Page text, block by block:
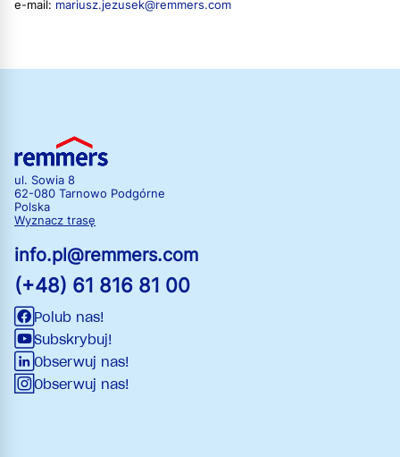
e-mail: mariusz.jezusek@remmers.com
ul. Sowia 8
62-080 Tarnowo Podgórne
Polska
Wyznacz trasę
info.pl@remmers.com
(+48) 61 816 81 00
Polub nas!
Subskrybuj!
Obserwuj nas!
Obserwuj nas!